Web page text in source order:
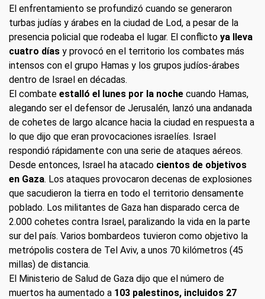
El enfrentamiento se profundizó cuando se generaron
turbas judías y árabes en la ciudad de Lod, a pesar de la
presencia policial que rodeaba el lugar. El conflicto ya lleva
cuatro días y provocó en el territorio los combates más
intensos con el grupo Hamas y los grupos judíos-árabes
dentro de Israel en décadas.
El combate estalló el lunes por la noche cuando Hamas,
alegando ser el defensor de Jerusalén, lanzó una andanada
de cohetes de largo alcance hacia la ciudad en respuesta a
lo que dijo que eran provocaciones israelíes. Israel
respondió rápidamente con una serie de ataques aéreos.
Desde entonces, Israel ha atacado cientos de objetivos
en Gaza. Los ataques provocaron decenas de explosiones
que sacudieron la tierra en todo el territorio densamente
poblado. Los militantes de Gaza han disparado cerca de
2.000 cohetes contra Israel, paralizando la vida en la parte
sur del país. Varios bombardeos tuvieron como objetivo la
metrópolis costera de Tel Aviv, a unos 70 kilómetros (45
millas) de distancia.
El Ministerio de Salud de Gaza dijo que el número de
muertos ha aumentado a 103 palestinos, incluidos 27